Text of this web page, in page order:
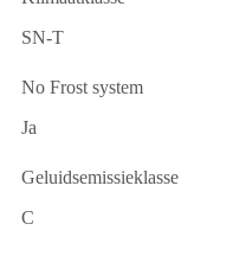
SN-T
No Frost system
Ja
Geluidsemissieklasse
C